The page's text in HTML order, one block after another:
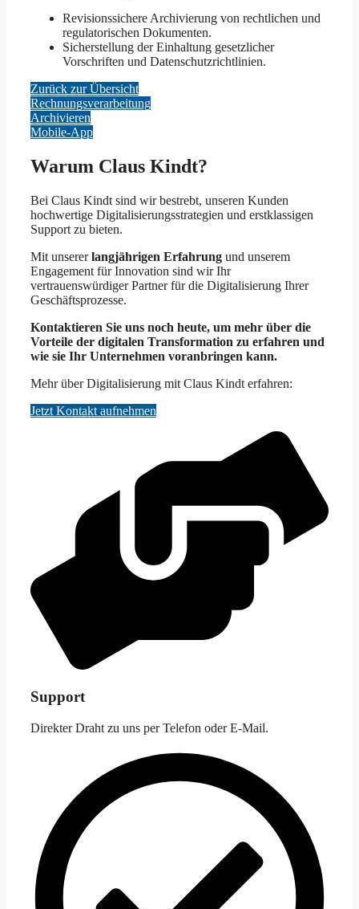
Revisionssichere Archivierung von rechtlichen und
regulatorischen Dokumenten.
Sicherstellung der Einhaltung gesetzlicher
Vorschriften und Datenschutzrichtlinien.
Zurück zur Übersicht
Rechnungsverarbeitung
Archivieren
Mobile-App
Warum Claus Kindt?
Bei Claus Kindt sind wir bestrebt, unseren Kunden
hochwertige Digitalisierungsstrategien und erstklassigen
Support zu bieten.
Mit unsererlangjährigen Erfahrung und unserem
Engagement für Innovation sind wir Ihr
vertrauenswürdiger Partner für die Digitalisierung Ihrer
Geschäftsprozesse.
Kontaktieren Sie uns noch heute, um mehr über die
Vorteile der digitalen Transformation zu erfahren und
wie sie Ihr Unternehmen voranbringen kann.
Mehr über Digitalisierung mit Claus Kindt erfahren:
Jetzt Kontakt aufnehmen
Support
Direkter Draht zu uns per Telefon oder E-Mail.